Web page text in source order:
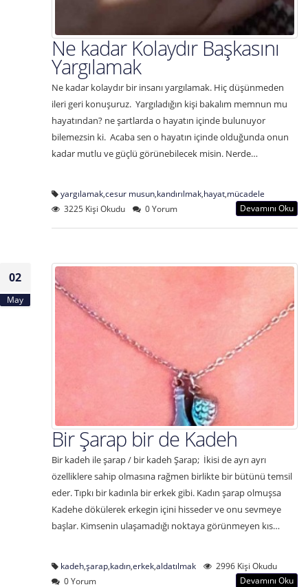
Ne kadar Kolaydır Başkasını
Yargılamak
Ne kadar kolaydır bir insanı yargılamak. Hiç düşünmeden
ileri geri konuşuruz. Yargıladığın kişi bakalım memnun mu
hayatından? ne şartlarda o hayatın içinde bulunuyor
bilemezsin ki. Acaba sen o hayatın içinde olduğunda onun
kadar mutlu ve güçlü görünebilecek misin. Nerde…
yargılamakcesur musun kandırılmak hayat mücadele
3225 Kişi Okudu
0 Yorum Devamını Oku
02
May
Bir Şarap bir de Kadeh
Bir kadeh ile şarap / bir kadeh Şarap; İkisi de ayrı ayrı
özelliklere sahip olmasına rağmen birlikte bir bütünü temsil
eder. Tıpkı bir kadınla bir erkek gibi. Kadın şarap olmuşsa
Kadehe dökülerek erkegin içini hisseder ve onu sevmeye
başlar. Kimsenin ulaşamadığı noktaya görünmeyen kıs…
kadehşarap kadınerkekaldatılmak
2996 Kişi Okudu
0 Yorum
Devamını Oku